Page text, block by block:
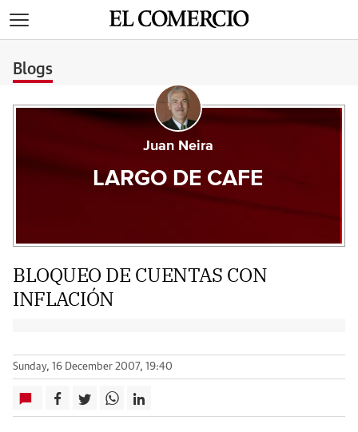
Blogs
Juan Neira
LARGO DE CAFE
BLOQUEO DE CUENTAS CON
INFLACIÓN
Sunday, 16 December 2007, 19:40